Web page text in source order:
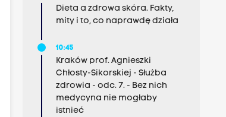
Dieta a zdrowa skóra. Fakty,
mity i to, co naprawdę działa
10:45
Kraków prof. Agnieszki
Chłosty-Sikorskiej - Służba
zdrowia - odc. 7. - Bez nich
medycyna nie mogłaby
istnieć